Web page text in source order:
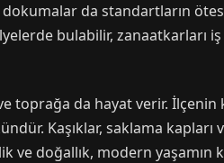
da standartların
bulabilir, zanaatkarları iş
toprağa da hayat verir.
Kaşıklar, saklama
doğallık, modern yaşamın